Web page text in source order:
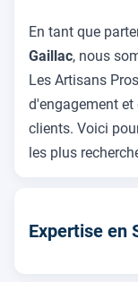
En tant que
Gaillac, nous
Les Artisans
d'engagement et
clients. Voici
les plus
Expertise en